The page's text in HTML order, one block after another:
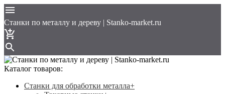
Cтанки по металлу и дереву | Stanko-market.ru
Каталог товаров:
Станки для обработки металла+